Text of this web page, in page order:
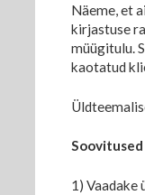
Näeme, et
kirjastuse
müügitulu.
kaotatud
Soovitused
1) Vaadake